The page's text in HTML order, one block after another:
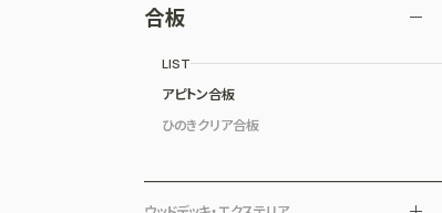
合板
LIST
アピトン合板
ひのきクリア合板